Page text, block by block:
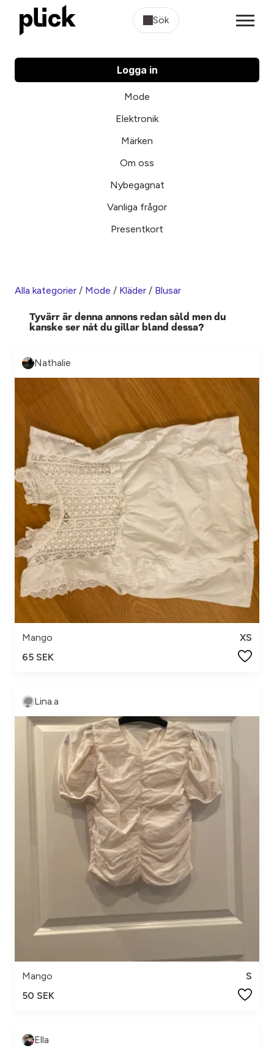
Sök
Logga in
Mode
Elektronik
Märken
Om oss
Nybegagnat
Vanliga frågor
Presentkort
Alla kategorier / Mode / Kläder / Blusar
Tyvärr är denna annons redan såld men du
kanske ser nåt du gillar bland dessa?
Nathalie
Mango
XS
65 SEK
Lina.a
Mango
S
50 SEK
Ella